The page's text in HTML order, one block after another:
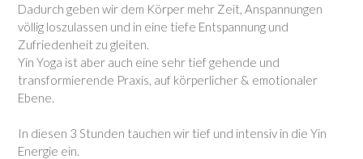
Dadurch geben wir dem Körper mehr Zeit, Anspannungen
völlig loszulassen und in eine tiefe Entspannung und
Zufriedenheit zu gleiten.
Yin Yoga ist aber auch eine sehr tief gehende und
transformierende Praxis, auf körperlicher & emotionaler
Ebene.
In diesen 3 Stunden tauchen wir tief und intensiv in die Yin
Energie ein.